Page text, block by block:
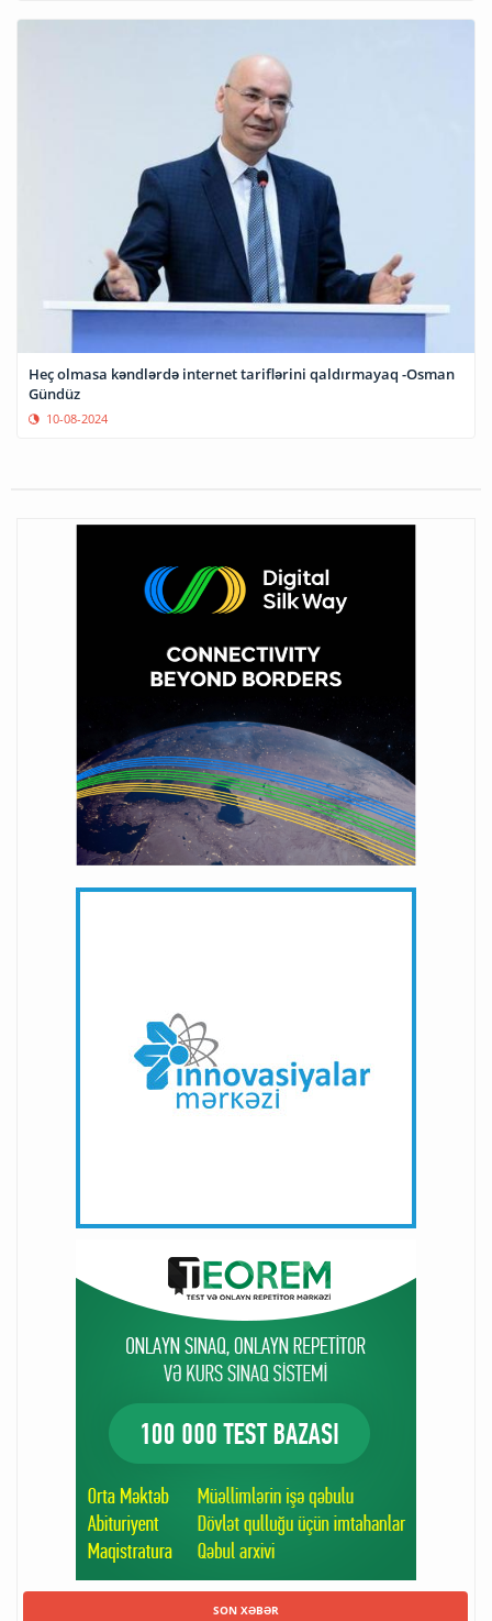
Heç olmasa kəndlərdə internet tariflərini qaldırmayaq -Osman
Gündüz
10-08-2024
SON XƏBƏR